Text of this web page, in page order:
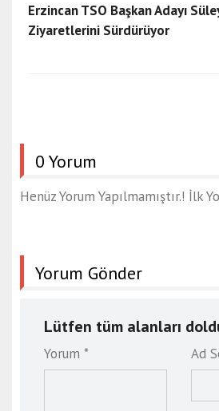
Erzincan TSO Başkan Adayı
Ziyaretlerini Sürdürüyor
0 Yorum
Henüz Yorum Yapılmamıştır.! İlk
Yorum Gönder
Lütfen tüm alanları
Yorum * Ad